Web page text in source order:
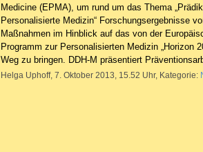
Medicine (EPMA), um rund um das Thema
Personalisierte Medizin“ Forschungsergebnisse
Maßnahmen im Hinblick auf das von der
Programm zur Personalisierten Medizin „Horizon
Weg zu bringen. DDH-M präsentiert
Helga Uphoff, 7. Oktober 2013, 15.52 Uhr, Kategorie: